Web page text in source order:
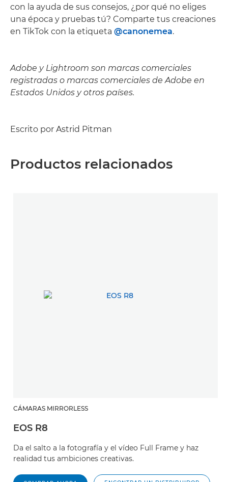
con la ayuda de sus consejos, ¿por qué no eliges
una época y pruebas tú? Comparte tus creaciones
en TikTok con la etiqueta @canonemea.
Adobe y Lightroom son marcas comerciales
registradas o marcas comerciales de Adobe en
Estados Unidos y otros países.
Escrito por Astrid Pitman
Productos relacionados
CÁMARAS MIRRORLESS
EOS R8
Da el salto a la fotografía y el vídeo Full Frame y haz
realidad tus ambiciones creativas.